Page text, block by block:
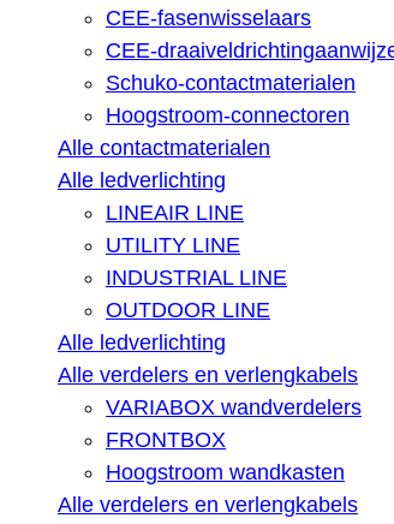
CEE-fasenwisselaars
CEE-
Schuko-contactmaterialen
Hoogstroom-connectoren
Alle contactmaterialen
Alle ledverlichting
LINEAIR LINE
UTILITY LINE
INDUSTRIAL LINE
OUTDOOR LINE
Alle ledverlichting
Alle verdelers en verlengkabels
VARIABOX wandverdelers
FRONTBOX
Hoogstroom wandkasten
Alle verdelers en verlengkabels